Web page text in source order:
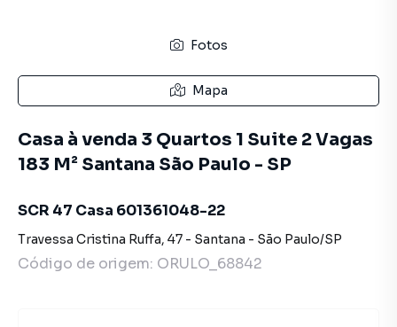
Fotos
Mapa
Casa à venda 3 Quartos 1 Suite 2 Vagas
183 M² Santana São Paulo - SP
SCR 47 Casa 601361048-22
Travessa Cristina Ruffa, 47 - Santana - São Paulo/SP
Código de origem: ORULO_68842